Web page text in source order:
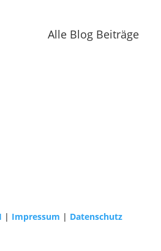
Alle Blog Beiträge
| Impressum | Datenschutz